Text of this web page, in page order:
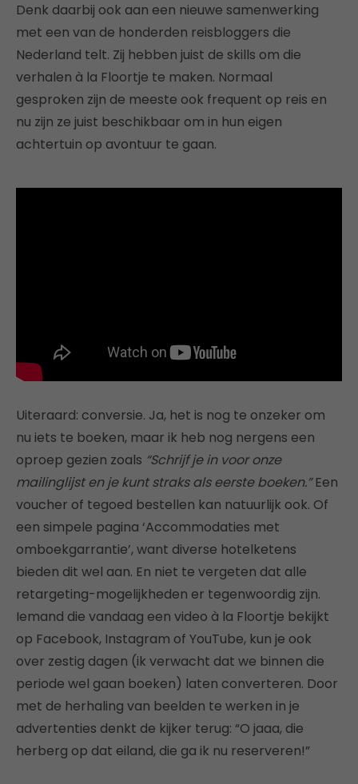
Denk daarbij ook aan een nieuwe samenwerking
met een van de honderden reisbloggers die
Nederland telt. Zij hebben juist de skills om die
verhalen à la Floortje te maken. Normaal
gesproken zijn de meeste ook frequent op reis en
nu zijn ze juist beschikbaar om in hun eigen
achtertuin op avontuur te gaan.
Uiteraard: conversie. Ja, het is nog te onzeker om
nu iets te boeken, maar ik heb nog nergens een
oproep gezien zoals “Schrijf je in voor onze
mailinglijst en je kunt straks als eerste boeken.”Een
voucher of tegoed bestellen kan natuurlijk ook. Of
een simpele pagina ‘Accommodaties met
omboekgarrantie’, want diverse hotelketens
bieden dit wel aan. En niet te vergeten dat alle
retargeting-mogelijkheden er tegenwoordig zijn.
Iemand die vandaag een video à la Floortje bekijkt
op Facebook, Instagram of YouTube, kun je ook
over zestig dagen (ik verwacht dat we binnen die
periode wel gaan boeken) laten converteren. Door
met de herhaling van beelden te werken in je
advertenties denkt de kijker terug: “O jaaa, die
herberg op dat eiland, die ga ik nu reserveren!”